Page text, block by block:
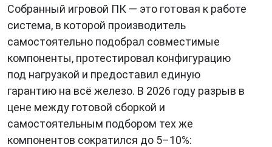
Собранный игровой ПК — это готовая к работе
система, в которой производитель
самостоятельно подобрал совместимые
компоненты, протестировал конфигурацию
под нагрузкой и предоставил единую
гарантию на всё железо. В 2026 году разрыв в
цене между готовой сборкой и
самостоятельным подбором тех же
компонентов сократился до 5–10%: